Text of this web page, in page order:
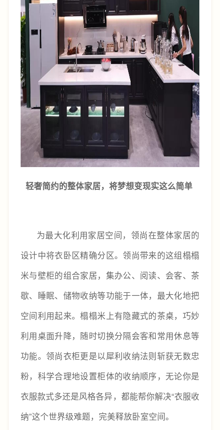
轻奢简约的整体家居，将梦想变现实这么简单
为最大化利用家居空间，领尚在整体家居的
设计中将衣卧区精确分区。领尚带来的这组榻榻
米与壁柜的组合家居，集办公、阅读、会客、茶
歇、睡眠、储物收纳等功能于一体，最大化地把
空间利用起来。榻榻米上有隐藏式的茶桌，巧妙
利用桌面升降，随时切换分隔会客和常用休息等
功能。领尚衣柜更是以犀利收纳法则斩获无数忠
粉，科学合理地设置柜体的收纳顺序，无论你是
衣服款式多还是风格各异，都能帮你解决“衣服收
纳”这个世界级难题，完美释放卧室空间。